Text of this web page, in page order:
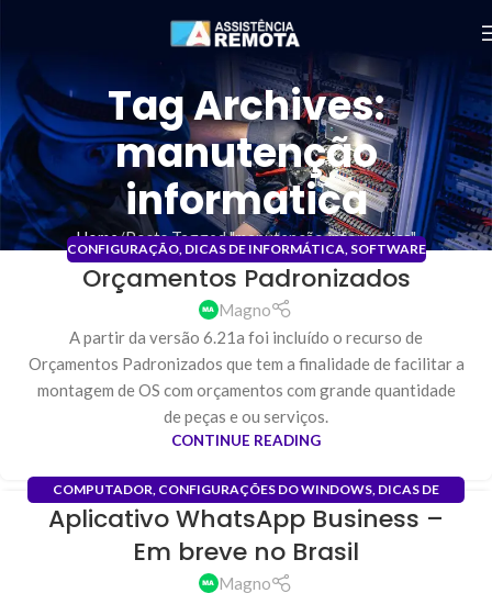
Tag Archives:
manutenção
informatica
Home Posts Tagged "manutenção informatica"
CONFIGURAÇÃO, DICAS DE INFORMÁTICA, SOFTWARE
Orçamentos Padronizados
Magno
A partir da versão 6.21a foi incluído o recurso de
Orçamentos Padronizados que tem a finalidade de facilitar a
montagem de OS com orçamentos com grande quantidade
de peças e ou serviços.
CONTINUE READING
COMPUTADOR, CONFIGURAÇÕES DO WINDOWS, DICAS DE
INFORMÁTICA,INSTALAÇÃO DE PROGRAMAS,SOFTWARE
Aplicativo WhatsApp Business –
Em breve no Brasil
Magno